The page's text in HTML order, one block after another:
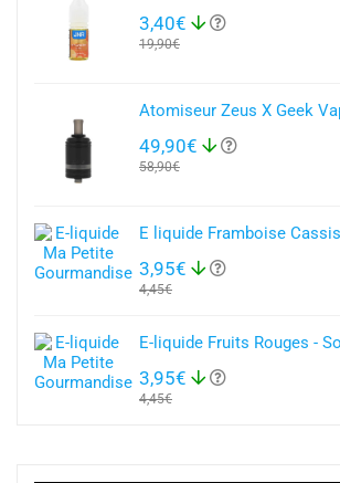
3,40€
19,90€
Atomiseur Zeus X Geek
49,90€
58,90€
E liquide Framboise
3,95€
4,45€
E-liquide Fruits Rouges -
3,95€
4,45€